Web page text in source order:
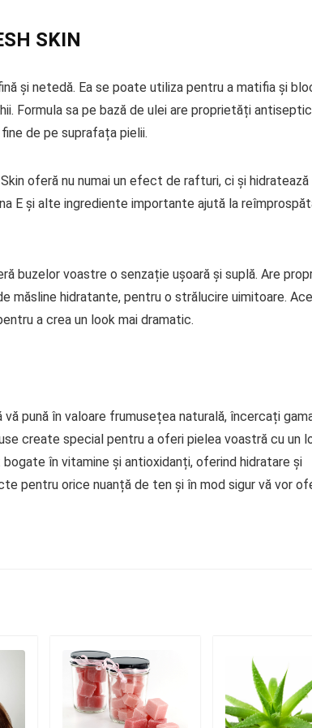
SKIN
și netedă. Ea se poate utiliza pentru a matifia și
Formula sa pe bază de ulei are proprietăți
de pe suprafața pielii.
oferă nu numai un efect de rafturi, ci și hidratează
E și alte ingrediente importante ajută la
buzelor voastre o senzație ușoară și suplă. Are
măsline hidratante, pentru o strălucire uimitoare.
a crea un look mai dramatic.
pună în valoare frumusețea naturală, încercați
create special pentru a oferi pielea voastră cu un
în vitamine și antioxidanți, oferind hidratare și
pentru orice nuanță de ten și în mod sigur vă vor